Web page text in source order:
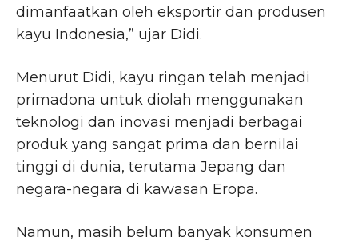
dimanfaatkan oleh eksportir dan produsen
kayu Indonesia,” ujar Didi.
Menurut Didi, kayu ringan telah menjadi
primadona untuk diolah menggunakan
teknologi dan inovasi menjadi berbagai
produk yang sangat prima dan bernilai
tinggi di dunia, terutama Jepang dan
negara-negara di kawasan Eropa.
Namun, masih belum banyak konsumen